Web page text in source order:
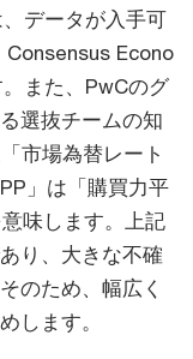
データが入手可
Consensus Econo
また、PwCのグ
選抜チームの知
市場為替レート
」は「購買力平
味します。上記
り、大きな不確
のため、幅広く
します。